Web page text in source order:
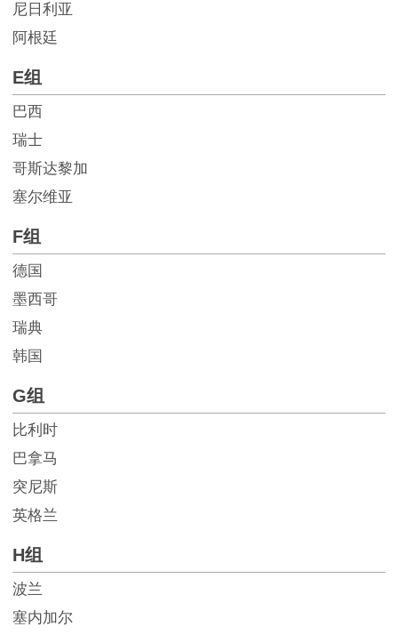
尼日利亚
阿根廷
E组
巴西
瑞士
哥斯达黎加
塞尔维亚
F组
德国
墨西哥
瑞典
韩国
G组
比利时
巴拿马
突尼斯
英格兰
H组
波兰
塞内加尔